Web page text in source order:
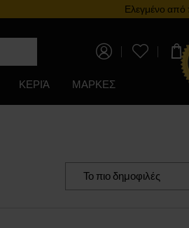
Πρόγραμμα επιβράβευσηςΕλεγμένο από
ΚΕΡΙΆ ΜΑΡΚΕΣ
Το πιο δημοφιλές